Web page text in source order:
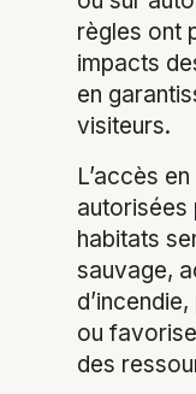
règles ont
impacts
en
visiteurs.
L’accès
autorisées
habitats
sauvage,
ou
des